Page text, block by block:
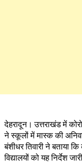
देहरादून। उत्तराखंड में
ने स्कूलों में मास्क की
बंशीधर तिवारी ने बताया
विद्यालयों को यह निर्देश